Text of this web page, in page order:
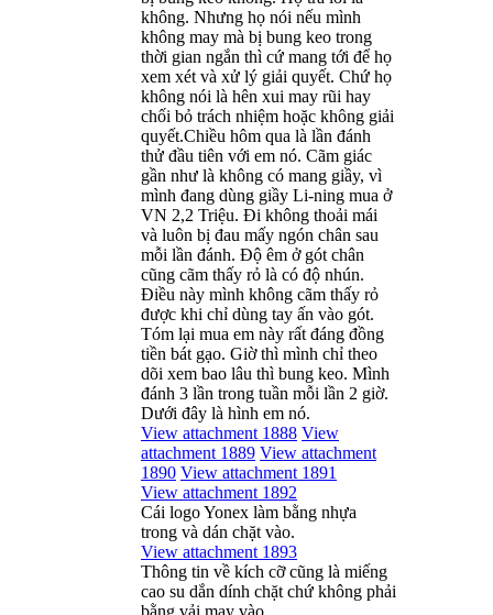
không. Nhưng họ nói nếu mình
không may mà bị bung keo trong
thời gian ngắn thì cứ mang tới để họ
xem xét và xử lý giải quyết. Chứ họ
không nói là hên xui may rũi hay
chối bỏ trách nhiệm hoặc không giải
quyết.Chiều hôm qua là lần đánh
thử đầu tiên với em nó. Cãm giác
gần như là không có mang giầy, vì
mình đang dùng giầy Li-ning mua ở
VN 2,2 Triệu. Đi không thoải mái
và luôn bị đau mấy ngón chân sau
mỗi lần đánh. Độ êm ở gót chân
cũng cãm thấy rỏ là có độ nhún.
Điều này mình không cãm thấy rỏ
được khi chỉ dùng tay ấn vào gót.
Tóm lại mua em này rất đáng đồng
tiền bát gạo. Giờ thì mình chỉ theo
dõi xem bao lâu thì bung keo. Mình
đánh 3 lần trong tuần mỗi lần 2 giờ.
Dưới đây là hình em nó.
View attachment 1888 View
attachment 1889 View attachment
1890 View attachment 1891
View attachment 1892
Cái logo Yonex làm bằng nhựa
trong và dán chặt vào.
View attachment 1893
Thông tin về kích cỡ cũng là miếng
cao su dắn dính chặt chứ không phải
bằng vải may vào.